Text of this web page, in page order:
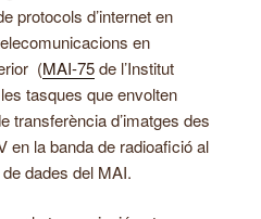
protocols d’internet en
en
(MAI-75de l’Institut
tasques que envolten
transferència d’imatges des
en la banda de radioafició al
dades del MAI.